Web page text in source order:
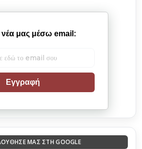
μας μέσω email:
Εγγραφή
ΜΑΣ ΣΤΗ GOOGLE